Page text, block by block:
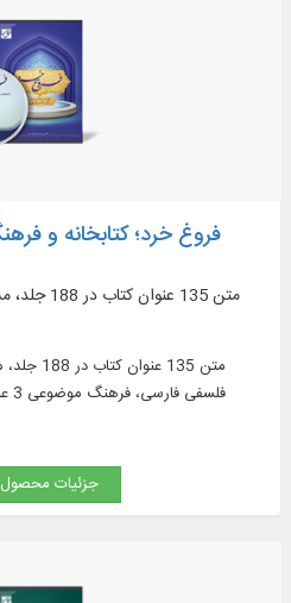
فروغ خرد؛ کتابخانه و
جزئیات محصول